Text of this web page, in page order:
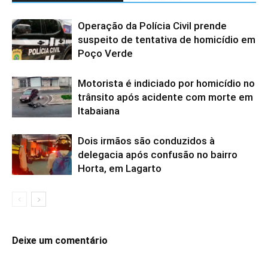
Operação da Polícia Civil prende
suspeito de tentativa de homicídio em
Poço Verde
Motorista é indiciado por homicídio no
trânsito após acidente com morte em
Itabaiana
Dois irmãos são conduzidos à
delegacia após confusão no bairro
Horta, em Lagarto
Deixe um comentário